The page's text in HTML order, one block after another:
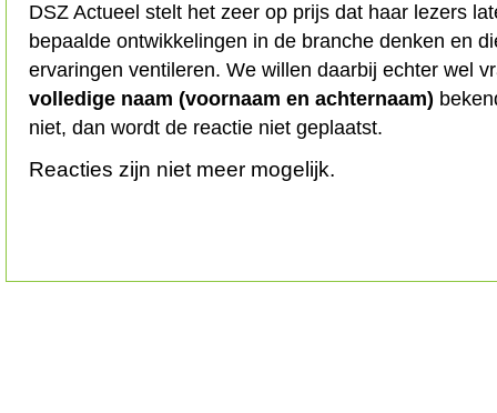
DSZ Actueel stelt het zeer op prijs dat haar lezers
bepaalde ontwikkelingen in de branche denken en
ervaringen ventileren. We willen daarbij echter wel
volledige naam (voornaam en achternaam)
niet, dan wordt de reactie niet geplaatst.
Reacties zijn niet meer mogelijk.